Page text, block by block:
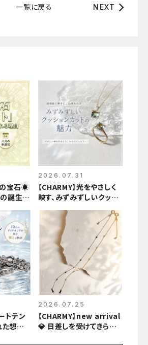
一覧に戻る NEXT
の宝石☀️
誕生石
2026.07.31
【CHARMY】光をやさしく
映す、みずみずしいクッシ
トテン
た想い
2026.07.25
【CHARMY】new arrival
💎 日差しを受けてきらめく